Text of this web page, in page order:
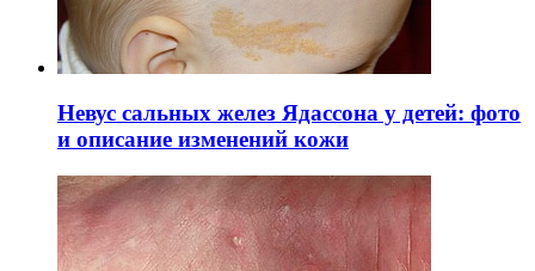
Невус сальных желез Ядассона у детей: фото
и описание изменений кожи